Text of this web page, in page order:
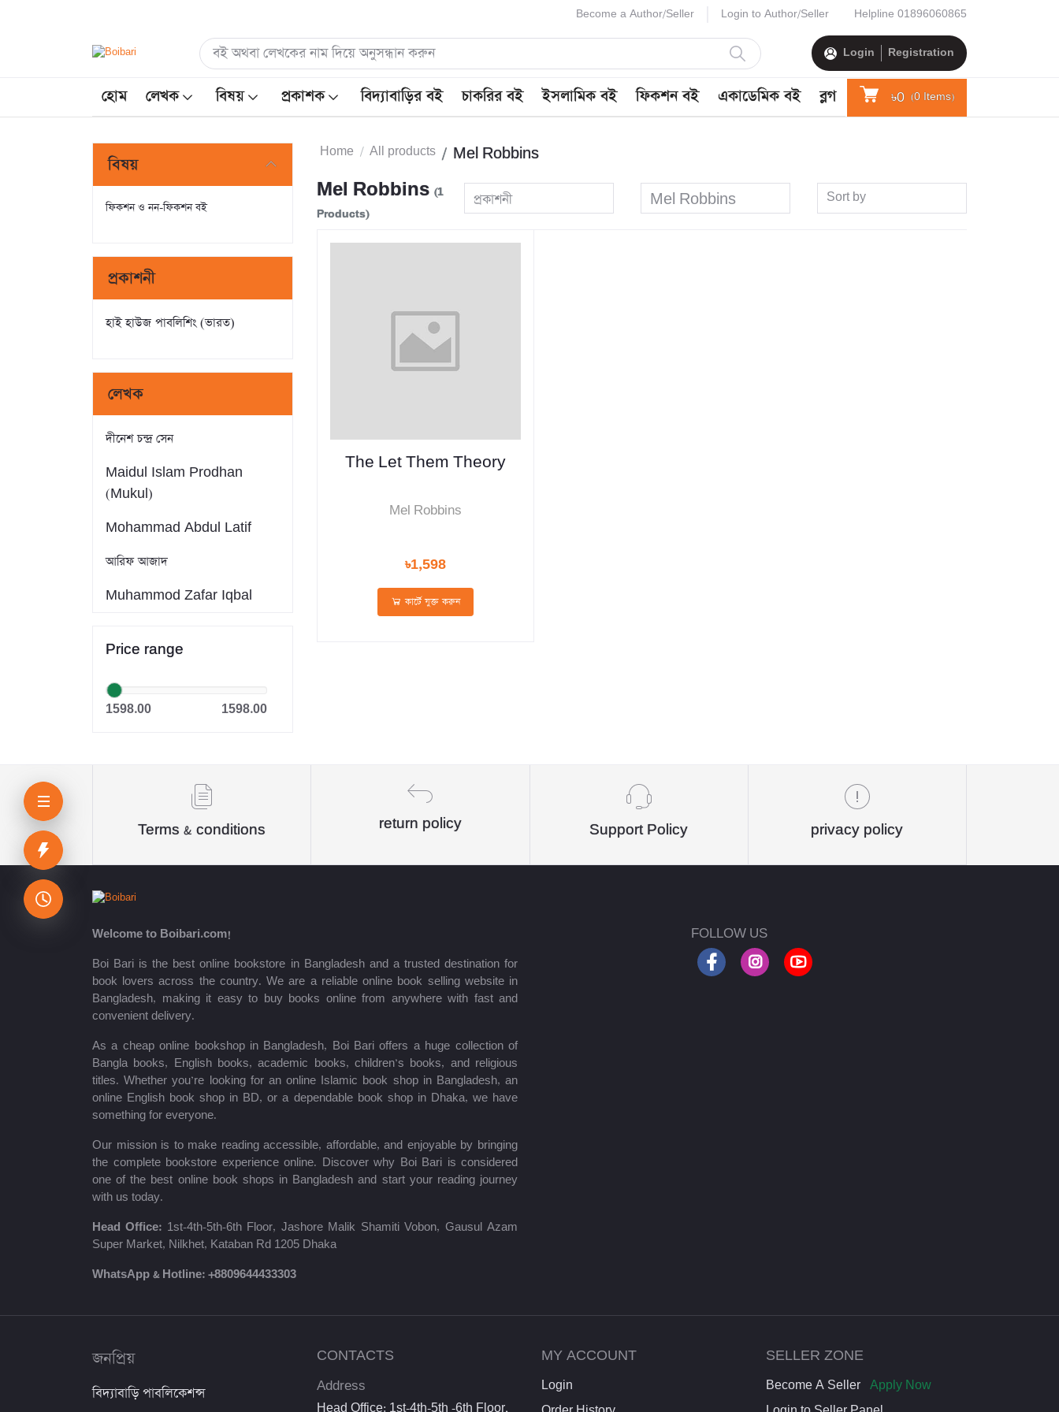
Become a Author/Seller Login to Author/Seller Helpline 01896060865
Login Registration
হোম লেখক বিষয় প্রকাশক বিদ্যাবাড়ির বই চাকরির বই ইসলামিক বই ফিকশন বই একাডেমিক বই ব্লগ ৳0 (0 Items)
বিষয়
ফিকশন ও নন-ফিকশন বই
প্রকাশনী
হাই হাউজ পাবলিশিং (ভারত)
লেখক
দীনেশ চন্দ্র সেন
Maidul Islam Prodhan
(Mukul)
Mohammad Abdul Latif
আরিফ আজাদ
Muhammod Zafar Iqbal
Dr. Khandaker Abdullah
Jahangir
কিউএনএ পাবলিকেশন্স লেখক পরিষদ
অর্কিড সম্পাদনা পর্ষদ (সম্পাদক)
পাঞ্জেরী সম্পাদনা পর্ষদ
মফিজুল ইসলাম মিলন
রবীন্দ্রনাথ ঠাকুর
মোত্তাসিন পাহলভী
শায়খ আহমাদুল্লাহ
মোঃ খাইরুল আলম
ম্যাক্সিম গোর্কি
মহাদেব সাহা
প্রমথ চৌধুরী
শরৎচন্দ্র চট্টোপাধ্যায়
সলিমুল্লাহ খান
Price range
1598.00 1598.00
Home All products Mel Robbins
Mel Robbins (1
Products)
প্রকাশনী Mel Robbins Sort by
The Let Them Theory
Mel Robbins
৳1,598
কার্টে যুক্ত করুন
Terms & conditions return policy Support Policy privacy policy
Welcome to Boibari.com!
Boi Bari is the best online bookstore in Bangladesh and a trusted destination for
book lovers across the country. We are a reliable online book selling website in
Bangladesh, making it easy to buy books online from anywhere with fast and
convenient delivery.
As a cheap online bookshop in Bangladesh, Boi Bari offers a huge collection of
Bangla books, English books, academic books, children’s books, and religious
titles. Whether you’re looking for an online Islamic book shop in Bangladesh, an
online English book shop in BD, or a dependable book shop in Dhaka, we have
something for everyone.
Our mission is to make reading accessible, affordable, and enjoyable by bringing
the complete bookstore experience online. Discover why Boi Bari is considered
one of the best online book shops in Bangladesh and start your reading journey
with us today.
Head Office: 1st-4th-5th-6th Floor, Jashore Malik Shamiti Vobon, Gausul Azam
Super Market, Nilkhet, Kataban Rd 1205 Dhaka
WhatsApp & Hotline: +8809644433303
FOLLOW US
জনপ্রিয়
বিদ্যাবাড়ি পাবলিকেশন্স
CONTACTS
Address
Head Office: 1st-4th-5th -6th Floor,
MY ACCOUNT
Login
SELLER ZONE
Become A Seller
Apply Now